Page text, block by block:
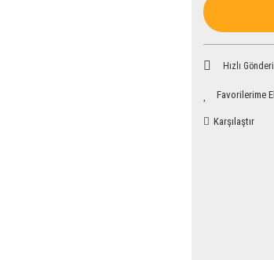
Hızlı Gönderi
Karşılaştır